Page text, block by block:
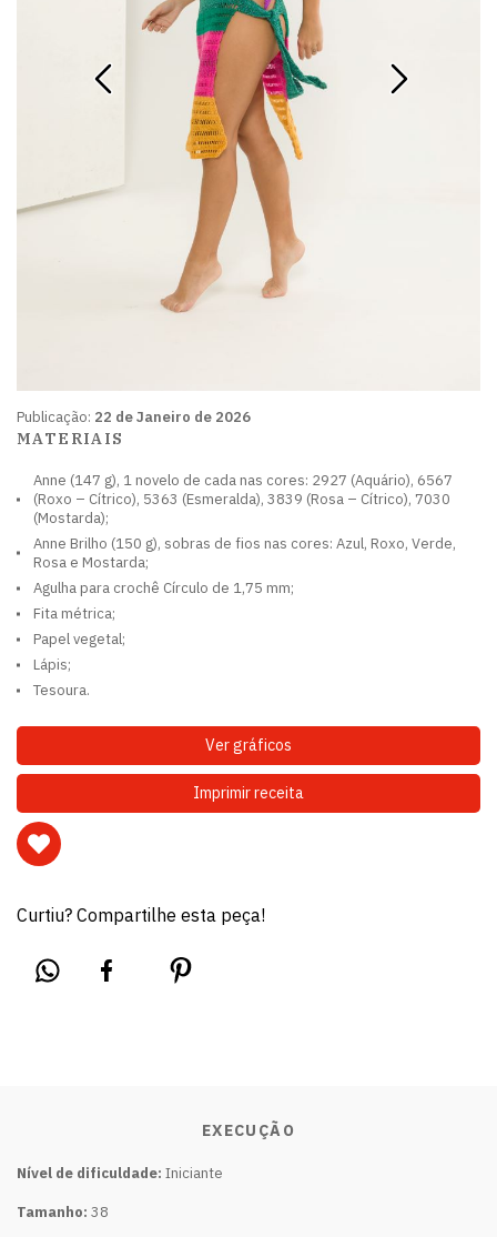
Publicação: 22 de Janeiro de 2026
MATERIAIS
Anne (147 g), 1 novelo de cada nas cores: 2927 (Aquário), 6567
(Roxo – Cítrico), 5363 (Esmeralda), 3839 (Rosa – Cítrico), 7030
(Mostarda);
Anne Brilho (150 g), sobras de fios nas cores: Azul, Roxo, Verde,
Rosa e Mostarda;
Agulha para crochê Círculo de 1,75 mm;
Fita métrica;
Papel vegetal;
Lápis;
Tesoura.
Ver gráficos
Imprimir receita
Curtiu? Compartilhe esta peça!
EXECUÇÃO
Nível de dificuldade: Iniciante
Tamanho: 38